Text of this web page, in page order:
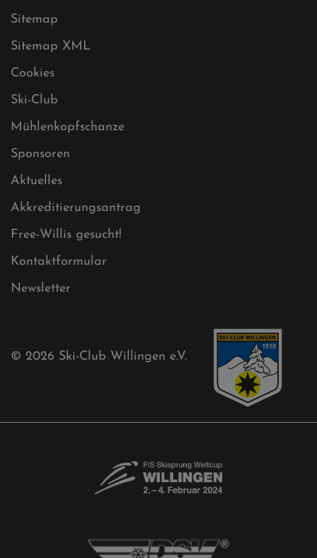
Impressum
Sitemap
Sitemap XML
Cookies
Ski-Club
Mühlenkopfschanze
Sponsoren
Aktuelles
Akkreditierungsantrag
Free-Willis gesucht!
Kontaktformular